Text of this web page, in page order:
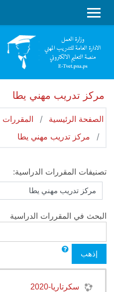
واجهة جانبية
مركز تدريب مهني يطا
الصفحة الرئيسية
المقررات
مركز تدريب مهني يطا
تصنيفات المقررات الدراسية:
البحث في المقررات الدراسية
إذهب
سكرتاريا-2020